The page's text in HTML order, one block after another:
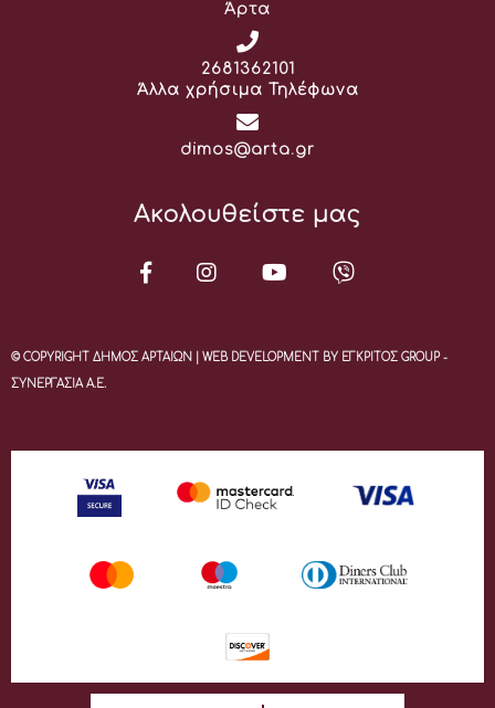
Άρτα
Τηλέφωνο:
2681362101
Άλλα χρήσιμα Τηλέφωνα
Email:
dimos@arta.gr
Ακολουθείστε μας
© COPYRIGHT ΔΗΜΟΣ ΑΡΤΑΙΩΝ | WEB DEVELOPMENT BY ΕΓΚΡΙΤΟΣ GROUP -
ΣΥΝΕΡΓΑΣΙΑ Α.Ε.